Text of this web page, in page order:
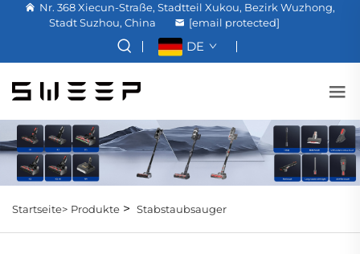
Nr. 368 Xiecun-Straße, Stadtteil Xukou, Bezirk Wuzhong,
Stadt Suzhou, China
[email protected]
DE
Startseite> Produkte > Stabstaubsauger